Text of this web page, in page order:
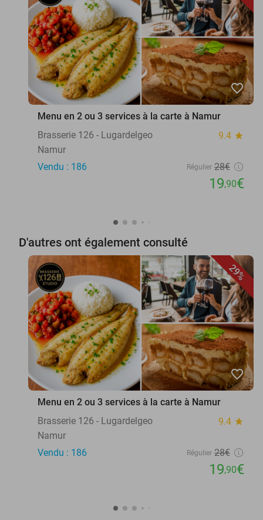
favorite_border
Menu en 2 ou 3 services à la carte à Namur
Brasserie 126 - Lugardelgeo
9.4 star
Namur
Vendu : 186
Régulier 28€
19,90€
D'autres ont également consulté
29%
favorite_border
Menu en 2 ou 3 services à la carte à Namur
Brasserie 126 - Lugardelgeo
9.4 star
Namur
Vendu : 186
Régulier 28€
19,90€